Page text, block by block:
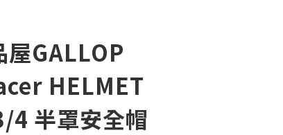
屋GALLOP
HELMET
4 半罩安全帽